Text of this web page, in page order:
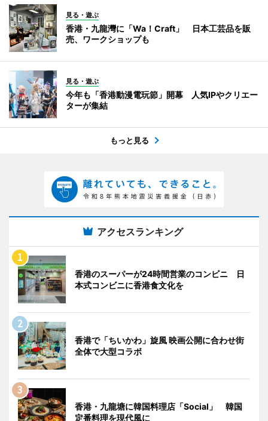
見る・遊ぶ
香港・九龍灣に「Wa！Craft」 日本工芸品を販
売、ワークショップも
見る・遊ぶ
今年も「香港動漫電玩節」開幕 人気IPやクリエー
ターが集結
もっと見る
アクセスランキング
香港のスーパーが24時間営業のコンビニ 日
本式コンビニに香港食文化を
香港で「ちいかわ」旋風 映画公開に合わせ街
全体で大型コラボ
香港・九龍塘に韓国料理店「Social」 韓国
定番料理を現代風に